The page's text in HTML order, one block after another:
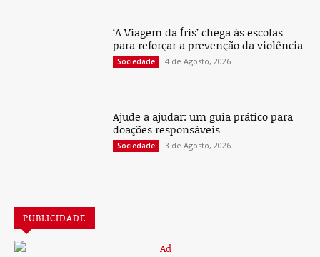
‘A Viagem da Íris’ chega às escolas
para reforçar a prevenção da violência
Sociedade 4 de Agosto, 2026
Ajude a ajudar: um guia prático para
doações responsáveis
Sociedade 3 de Agosto, 2026
PUBLICIDADE